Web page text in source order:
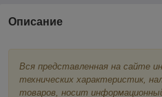
Описание
Вся представленная на сайте
технических характеристик,
товаров, носит